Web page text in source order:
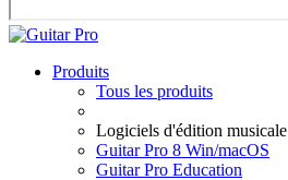
Produits
Tous les produits
Logiciels d'édition musicale
Guitar Pro 8 Win/macOS
Guitar Pro Education